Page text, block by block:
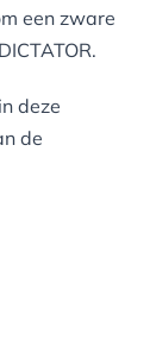
een zware
deze
de